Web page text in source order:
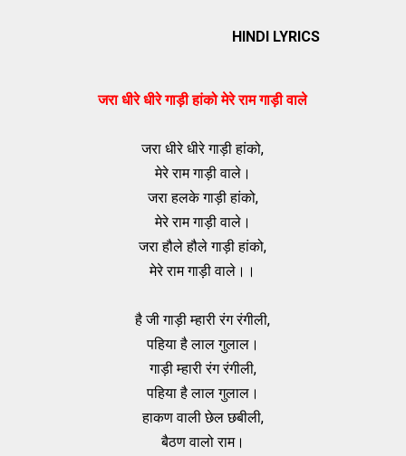
HINDI LYRICS
जरा धीरे धीरे गाड़ी हांको मेरे राम गाड़ी वाले
जरा धीरे धीरे गाड़ी हांको,
मेरे राम गाड़ी वाले।
जरा हलके गाड़ी हांको,
मेरे राम गाड़ी वाले।
जरा हौले हौले गाड़ी हांको,
मेरे राम गाड़ी वाले।।
है जी गाड़ी म्हारी रंग रंगीली,
पहिया है लाल गुलाल।
गाड़ी म्हारी रंग रंगीली,
पहिया है लाल गुलाल।
हाकण वाली छेल छबीली,
बैठण वालो राम।